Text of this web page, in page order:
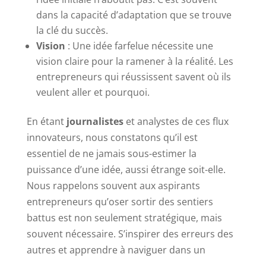
dans la capacité d’adaptation que se trouve
la clé du succès.
Vision : Une idée farfelue nécessite une
vision claire pour la ramener à la réalité. Les
entrepreneurs qui réussissent savent où ils
veulent aller et pourquoi.
En étant journalisteset analystes de ces flux
innovateurs, nous constatons qu’il est
essentiel de ne jamais sous-estimer la
puissance d’une idée, aussi étrange soit-elle.
Nous rappelons souvent aux aspirants
entrepreneurs qu’oser sortir des sentiers
battus est non seulement stratégique, mais
souvent nécessaire. S’inspirer des erreurs des
autres et apprendre à naviguer dans un